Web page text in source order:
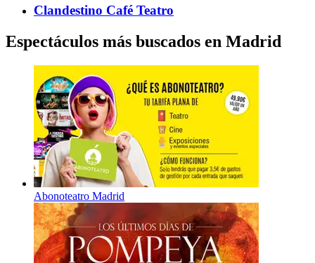
Clandestino Café Teatro
Espectáculos más buscados en Madrid
Abonoteatro Madrid